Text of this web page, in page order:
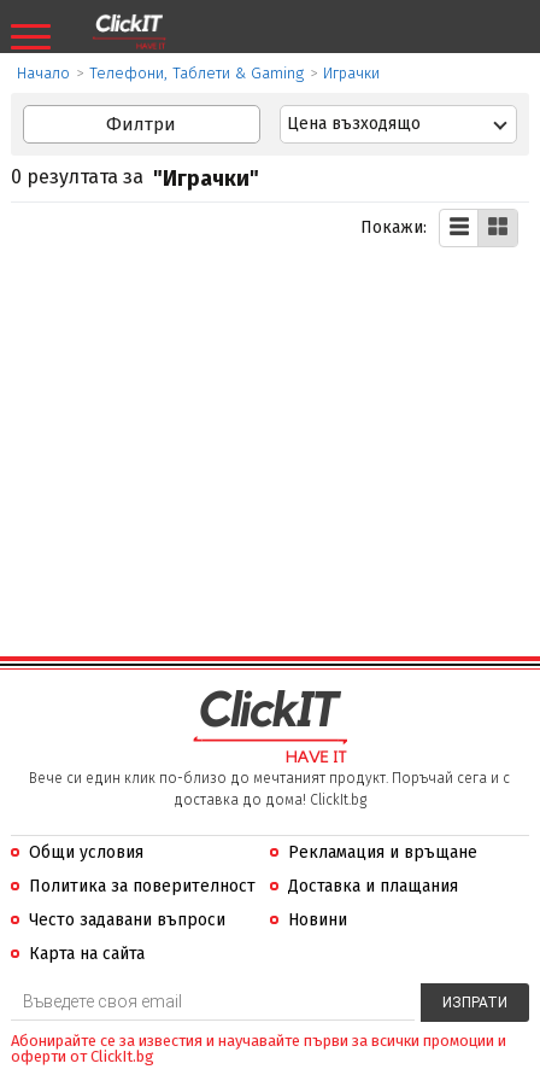
Начало > Телефони, Таблети & Gaming > Играчки
Филтри Цена възходящо
0 резултата за "Играчки"
Покажи:
Вече си един клик по-близо до мечтаният продукт. Поръчай сега и с
доставка до дома! ClickIt.bg
Общи условия
Рекламация и връщане
Политика за поверителност
Доставка и плащания
Често задавани въпроси
Новини
Карта на сайта
Абонирайте се за известия и научавайте първи за всички промоции и
оферти от ClickIt.bg